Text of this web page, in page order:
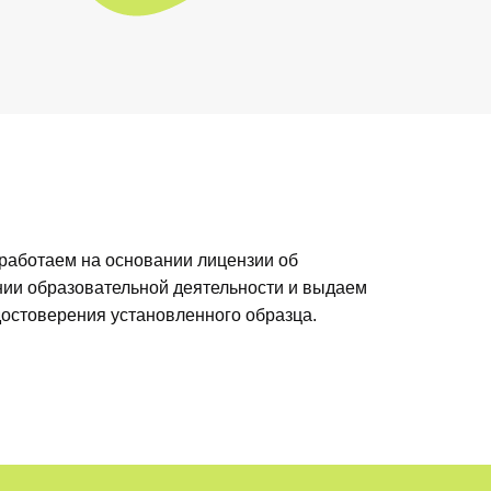
на основании лицензии об
образовательной деятельности и выдаем
установленного образца.